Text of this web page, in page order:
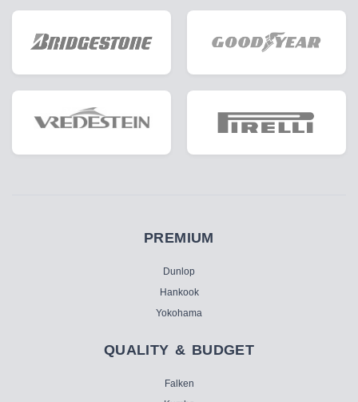
PREMIUM
Dunlop
Hankook
Yokohama
QUALITY & BUDGET
Falken